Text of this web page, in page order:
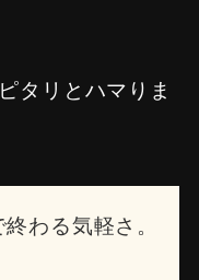
タリとハマりま
終わる気軽さ。